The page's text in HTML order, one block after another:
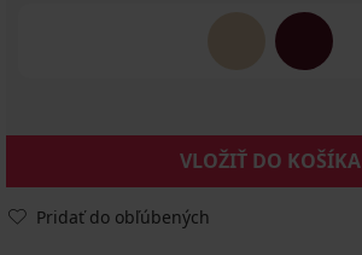
VLOŽIŤ DO KOŠÍKA
Pridať do obľúbených